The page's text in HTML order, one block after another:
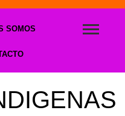
SOMOS